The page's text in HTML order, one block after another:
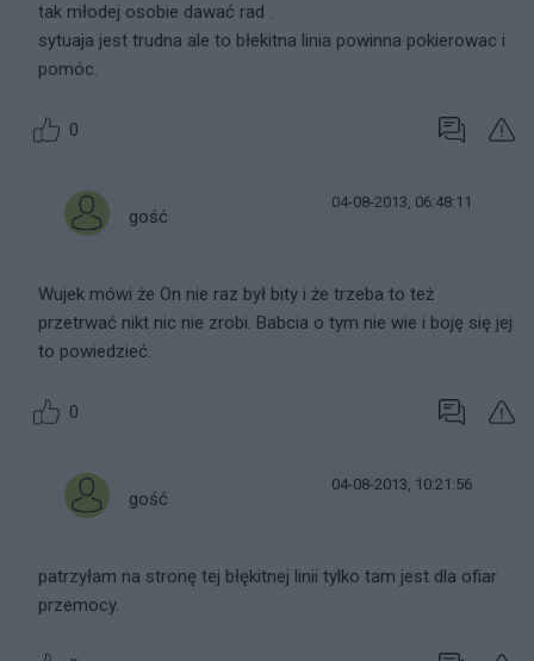
tak młodej osobie dawać rad .
sytuaja jest trudna ale to błekitna linia powinna pokierowac i
pomóc.
0
gość
04-08-2013, 06:48:11
Wujek mówi że On nie raz był bity i że trzeba to też
przetrwać nikt nic nie zrobi. Babcia o tym nie wie i boję się jej
to powiedzieć.
0
gość
04-08-2013, 10:21:56
patrzyłam na stronę tej błękitnej linii tylko tam jest dla ofiar
przemocy.